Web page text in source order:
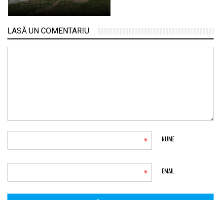
LASĂ UN COMENTARIU
NUME
*
EMAIL
*